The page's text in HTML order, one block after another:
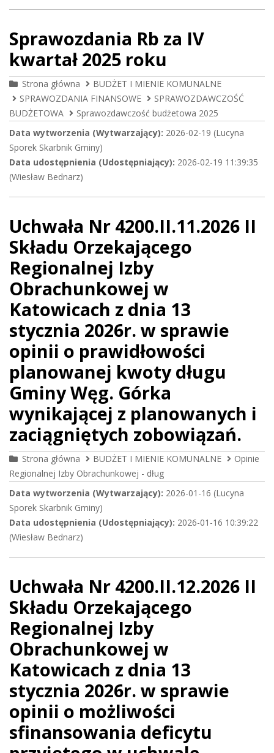
Sprawozdania Rb za IV
kwartał 2025 roku
Strona główna
BUDŻET I MIENIE KOMUNALNE
SPRAWOZDANIA FINANSOWE
SPRAWOZDAWCZOŚĆ
BUDŻETOWA
Sprawozdawczość budżetowa 2025
Data wytworzenia (Wytwarzający): 2026-02-19 (Lucyna
Sporek Skarbnik Gminy)
Data udostępnienia (Udostępniający): 2026-02-19 11:39:35
(Wiesław Bednarz)
Uchwała Nr 4200.II.11.2026 II
Składu Orzekającego
Regionalnej Izby
Obrachunkowej w
Katowicach z dnia 13
stycznia 2026r. w sprawie
opinii o prawidłowości
planowanej kwoty długu
Gminy Węg. Górka
wynikającej z planowanych i
zaciągniętych zobowiązań.
Strona główna BUDŻET I MIENIE KOMUNALNE
Opinie
Regionalnej Izby Obrachunkowej - dług
Data wytworzenia (Wytwarzający): 2026-01-16 (Lucyna
Sporek Skarbnik Gminy)
Data udostępnienia (Udostępniający): 2026-01-16 10:39:22
(Wiesław Bednarz)
Uchwała Nr 4200.II.12.2026 II
Składu Orzekającego
Regionalnej Izby
Obrachunkowej w
Katowicach z dnia 13
stycznia 2026r. w sprawie
opinii o możliwości
sfinansowania deficytu